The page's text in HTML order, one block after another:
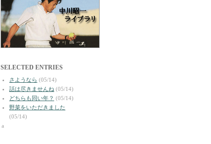
SELECTED ENTRIES
さようなら (05/14)
話は尽きませんね (05/14)
どちらも同い年？ (05/14)
野菜をいただきました
(05/14)
a